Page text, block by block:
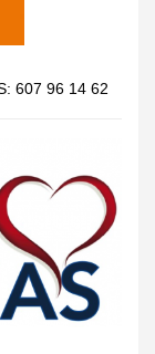
607 96 14 62